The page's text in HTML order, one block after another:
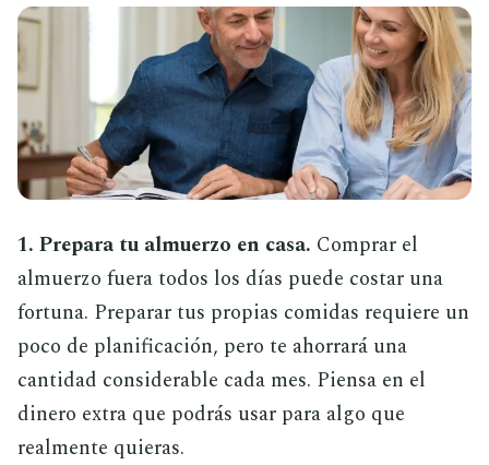
1. Prepara tu almuerzo en casa. Comprar el
almuerzo fuera todos los días puede costar una
fortuna. Preparar tus propias comidas requiere un
poco de planificación, pero te ahorrará una
cantidad considerable cada mes. Piensa en el
dinero extra que podrás usar para algo que
realmente quieras.